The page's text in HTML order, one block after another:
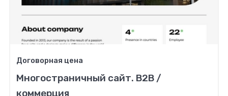
Договорная цена
Многостраничный сайт. B2B /
коммерция